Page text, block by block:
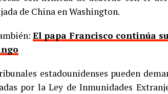
de China en Washington.
El papa Francisco continúa
estadounidenses pueden
por la Ley de Inmunidades